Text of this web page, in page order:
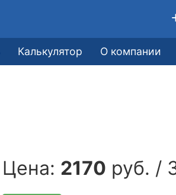
Калькулятор О компании
Цена: 2170 руб. /